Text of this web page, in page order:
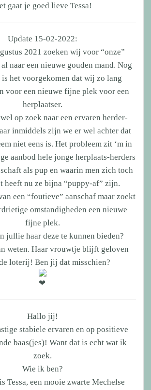
gaat je goed lieve Tessa!
Update 15-02-2022:
2021 zoeken wij voor “onze”
al naar een nieuwe gouden mand. Nog
is het voorgekomen dat wij zo lang
voor een nieuwe fijne plek voor een
herplaatser.
op zoek naar een ervaren herder-
inmiddels zijn we er wel achter dat
niet eens is. Het probleem zit ‘m in
aanbod hele jonge herplaats-herders
als pup en waarin men zich toch
heeft nu ze bijna “puppy-af” zijn.
een “foutieve” aanschaf maar zoekt
omstandigheden een nieuwe
fijne plek.
jullie haar deze te kunnen bieden?
weten. Haar vrouwtje blijft geloven
loterij! Ben jij dat misschien?
Hallo jij!
stabiele ervaren en op positieve
baas(jes)! Want dat is echt wat ik
zoek.
Wie ik ben?
Tessa, een mooie zwarte Mechelse